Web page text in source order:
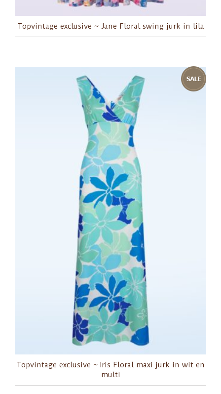
Topvintage exclusive ~ Jane Floral swing jurk in lila
Topvintage exclusive ~ Iris Floral maxi jurk in wit en
multi